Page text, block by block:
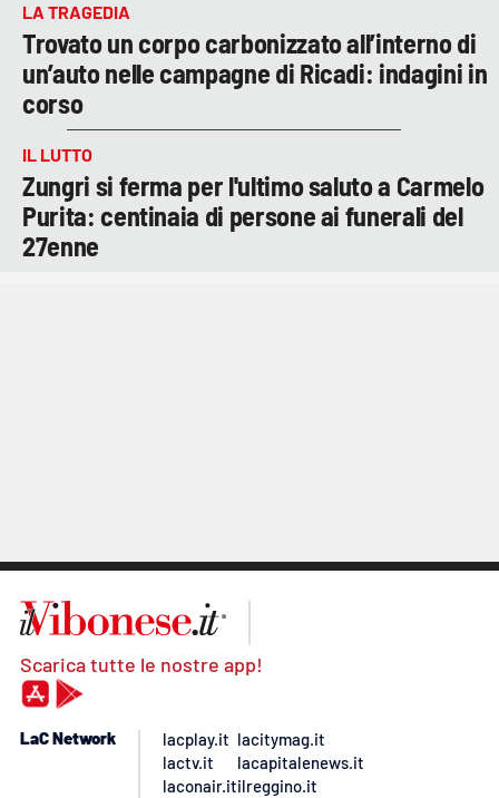
LA TRAGEDIA
Trovato un corpo carbonizzato all’interno di
un’auto nelle campagne di Ricadi: indagini in
corso
IL LUTTO
Zungri si ferma per l'ultimo saluto a Carmelo
Purita: centinaia di persone ai funerali del
27enne
Scarica tutte le nostre app!
LaC Network
lacplay.it
lactv.it
laconair.it
lacitymag.it
lacapitalenews.it
ilreggino.it